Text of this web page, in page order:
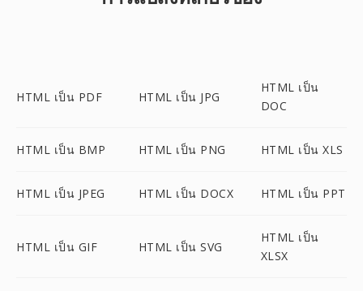
HTML เป็น PDF HTML เป็น JPG
HTML เป็น
DOC
HTML เป็น BMP HTML เป็น PNG HTML เป็น XLS
HTML เป็น JPEG HTML เป็น DOCX HTML เป็น PPT
HTML เป็น GIF HTML เป็น SVG
HTML เป็น
XLSX